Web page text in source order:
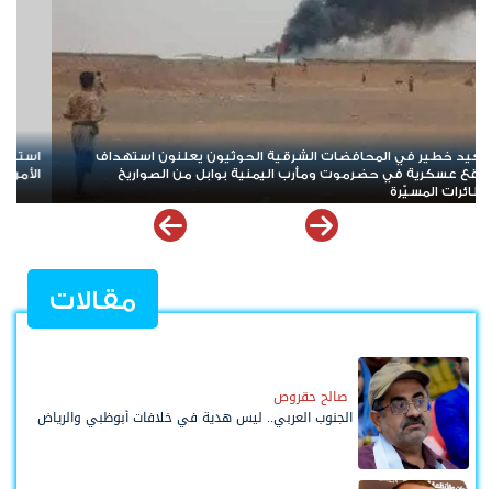
مسبوق.. حرب إيران تلتهم معظم مخزون صواريخ "ثاد"
ناقوس الخطر داخل البنتاغون
هرمز على أعتاب
خريطة الملاحة
مقالات
صالح حقروص
الجنوب العربي.. ليس هدية في خلافات أبوظبي والرياض